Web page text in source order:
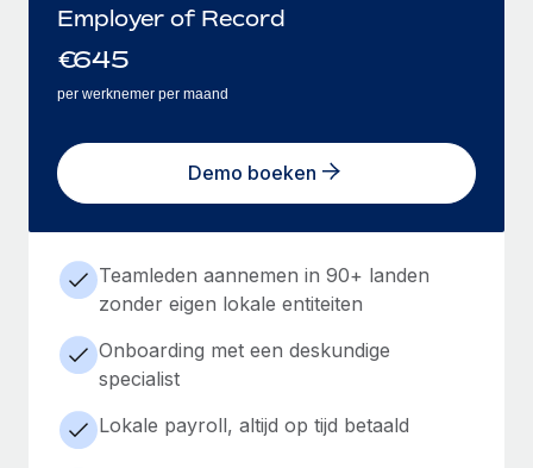
Employer of Record
€645
per werknemer per maand
Demo boeken
Teamleden aannemen in 90+ landen
zonder eigen lokale entiteiten
Onboarding met een deskundige
specialist
Lokale payroll, altijd op tijd betaald